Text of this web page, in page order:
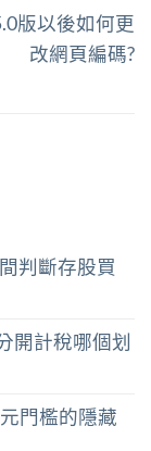
版以後如何更
改網頁編碼?
判斷存股買
開計稅哪個划
門檻的隱藏